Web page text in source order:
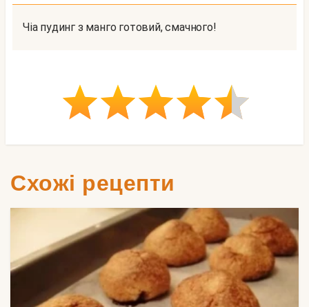
Чіа пудинг з манго готовий, смачного!
Схожі рецепти